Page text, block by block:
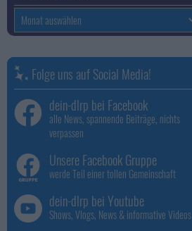
Monatsarchiv
Folge uns auf Social Media!
dein-dlrp bei Facebook
alle News, spannende Beiträge, nichts
verpassen
Unsere Facebook Gruppe
werde Teil einer tollen Gemeinschaft
dein-dlrp bei Youtube
Shows, Vlogs, News & informative Videos